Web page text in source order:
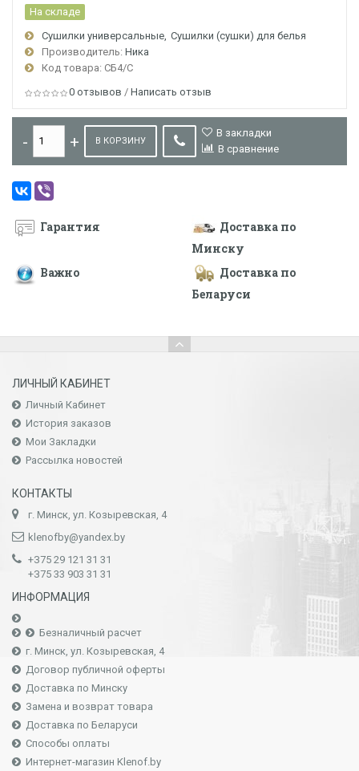
На складе
Сушилки универсальные Сушилки (сушки) для белья
Производитель: Ника
Код товара: СБ4/С
0 отзывов / Написать отзыв
В КОРЗИНУ
В закладки
В сравнение
Гарантия
Доставка по
Минску
Важно
Доставка по
Беларуси
ЛИЧНЫЙ КАБИНЕТ
Личный Кабинет
История заказов
Мои Закладки
Рассылка новостей
КОНТАКТЫ
г. Минск, ул. Козыревская, 4
klenofby@yandex.by
+З75 29 121 31 31
+З75 33 903 31 31
ИНФОРМАЦИЯ
Безналичный расчет
г. Минск, ул. Козыревская, 4
Договор публичной оферты
Доставка по Минску
Замена и возврат товара
Доставка по Беларуси
Способы оплаты
Интернет-магазин Klenof.by